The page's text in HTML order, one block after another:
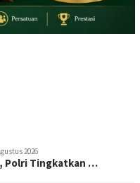
2026
Polri Tingkatkan …